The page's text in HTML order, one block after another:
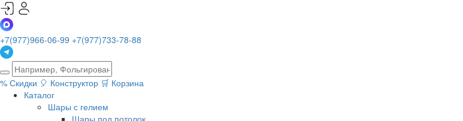
+7(977)966-06-99 +7(977)733-78-88
% Скидки 🎈 Конструктор 🛒 Корзина
Каталог
Шары с гелием
Шары под потолок